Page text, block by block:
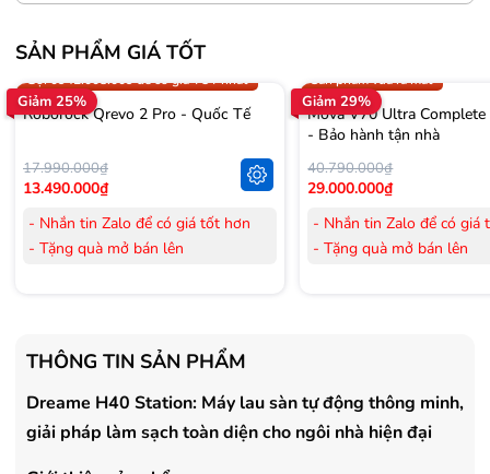
SẢN PHẨM GIÁ TỐT
Giảm 25%
Trợ giá 300.000đ
Gọi 0942.008.009 để có giá TỐT nhất
Roborock Qrevo 2 Pro - Quốc Tế
17.990.000₫
13.490.000₫
- Nhắn tin Zalo để có giá tốt hơn
- Tặng quà mở bán lên
- Tặng Voucher trị giá
150.000đ
mua Máy lọc Không khí
- Cam kết hàng mới 100%.
- Lắp đặt, HDSD tại nhà nội thành
Hà Nội, Hồ Chí Minh
Giảm 29%
Sản phẩm vừa ra mắt
Mova V70 Ultra
- Bảo hành tận nhà
40.790.000₫
29.000.000₫
- Nhắn tin Zalo để có giá
- Tặng quà mở bán lên
- Cam kết hàng mới
- Lắp đặt, HDSD tại nhà
Hà Nội, Hồ Chí Minh
THÔNG TIN SẢN PHẨM
Dreame H40 Station: Máy lau sàn tự động thông minh,
giải pháp làm sạch toàn diện cho ngôi nhà hiện đại